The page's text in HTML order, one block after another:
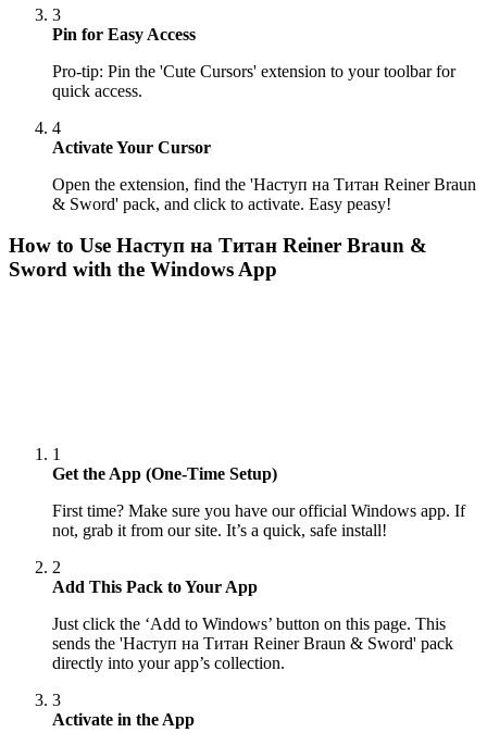
3
Pin for Easy Access
Pro-tip: Pin the 'Cute Cursors' extension to your toolbar for
quick access.
4
Activate Your Cursor
Open the extension, find the 'Наступ на Титан Reiner Braun
& Sword' pack, and click to activate. Easy peasy!
How to Use Наступ на Титан Reiner Braun &
Sword with the Windows App
1
Get the App (One-Time Setup)
First time? Make sure you have our official Windows app. If
not, grab it from our site. It’s a quick, safe install!
2
Add This Pack to Your App
Just click the ‘Add to Windows’ button on this page. This
sends the 'Наступ на Титан Reiner Braun & Sword' pack
directly into your app’s collection.
3
Activate in the App